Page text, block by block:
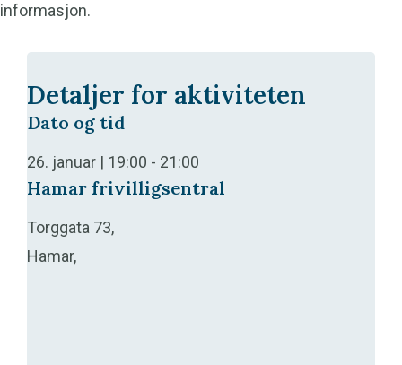
informasjon.
Detaljer for aktiviteten
Dato og tid
26. januar | 19:00 - 21:00
Hamar frivilligsentral
Torggata 73,
Hamar,